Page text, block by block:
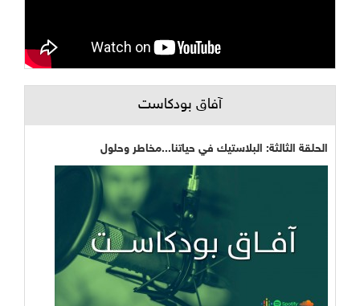
آفاق بودكاست
الحلقة الثالثة: البلاستيك في حياتنا...مخاطر وحلول